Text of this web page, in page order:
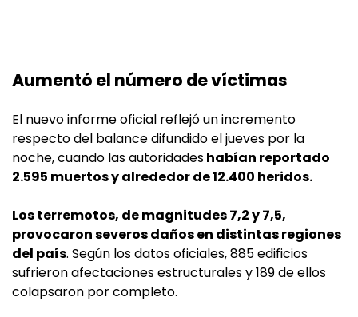
Aumentó el número de víctimas
El nuevo informe oficial reflejó un incremento
respecto del balance difundido el jueves por la
noche, cuando las autoridadeshabían reportado
2.595 muertos y alrededor de 12.400 heridos.
Los terremotos, de magnitudes 7,2 y 7,5,
provocaron severos daños en distintas regiones
del país. Según los datos oficiales, 885 edificios
sufrieron afectaciones estructurales y 189 de ellos
colapsaron por completo.